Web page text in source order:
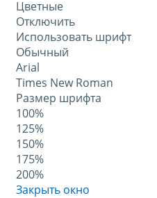
Цветные
Отключить
Использовать шрифт
Обычный
Arial
Times New Roman
Размер шрифта
100%
125%
150%
175%
200%
Закрыть окно